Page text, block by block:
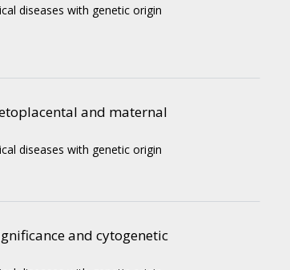
diseases with genetic origin
and maternal
diseases with genetic origin
and cytogenetic